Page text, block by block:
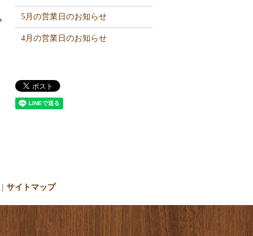
5月の営業日のお知らせ
4月の営業日のお知らせ
サイトマップ